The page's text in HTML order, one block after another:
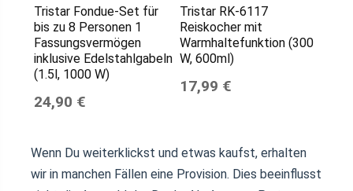
Tristar Fondue-Set für
bis zu 8 Personen 1
Fassungsvermögen
inklusive Edelstahlgabeln
(1.5l, 1000 W)
24,90 €
Tristar RK-6117
Reiskocher mit
Warmhaltefunktion (300
W, 600ml)
17,99 €
Wenn Du weiterklickst und etwas kaufst, erhalten
wir in manchen Fällen eine Provision. Dies beeinflusst